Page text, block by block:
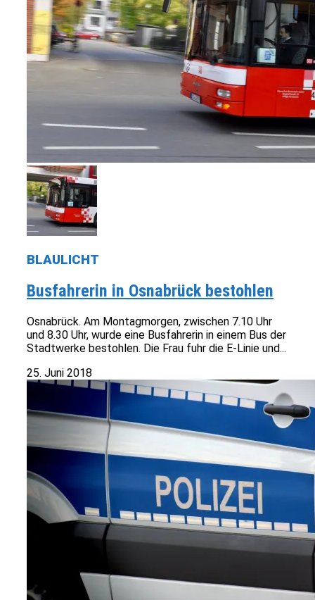
BLAULICHT
Busfahrerin in Osnabrück bestohlen
Osnabrück. Am Montagmorgen, zwischen 7.10 Uhr
und 8.30 Uhr, wurde eine Busfahrerin in einem Bus der
Stadtwerke bestohlen. Die Frau fuhr die E-Linie und...
25. Juni 2018